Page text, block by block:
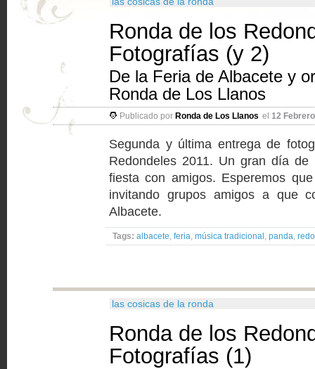
Ronda de los
Fotografías (y 2)
De la Feria de Albacete y
Ronda de Los Llanos
Publicado por Ronda de Los Llanos el 12
Segunda y última entrega de
Redondeles 2011. Un gran día
fiesta con amigos. Esperemos
invitando grupos amigos a que
Albacete.
Tags: albacete, feria, música tradicional , panda,
las cosicas de la ronda
Ronda de los
Fotografías (1)